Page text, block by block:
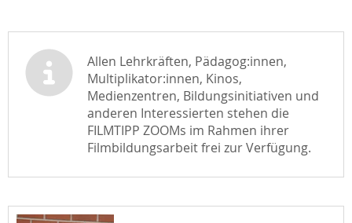
Allen Lehrkräften, Pädagog:innen,
Multiplikator:innen, Kinos,
Medienzentren, Bildungsinitiativen und
anderen Interessierten stehen die
FILMTIPP ZOOMs im Rahmen ihrer
Filmbildungsarbeit frei zur Verfügung.